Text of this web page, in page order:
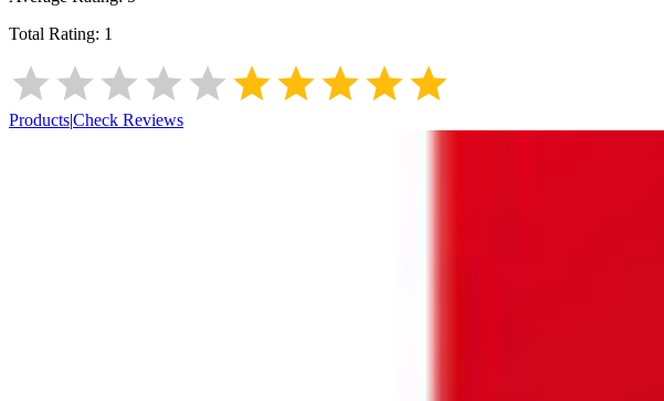
Total Rating: 1
Products|Check Reviews